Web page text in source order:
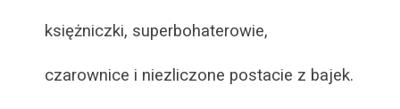
księżniczki, superbohaterowie,
czarownice i niezliczone postacie z bajek.